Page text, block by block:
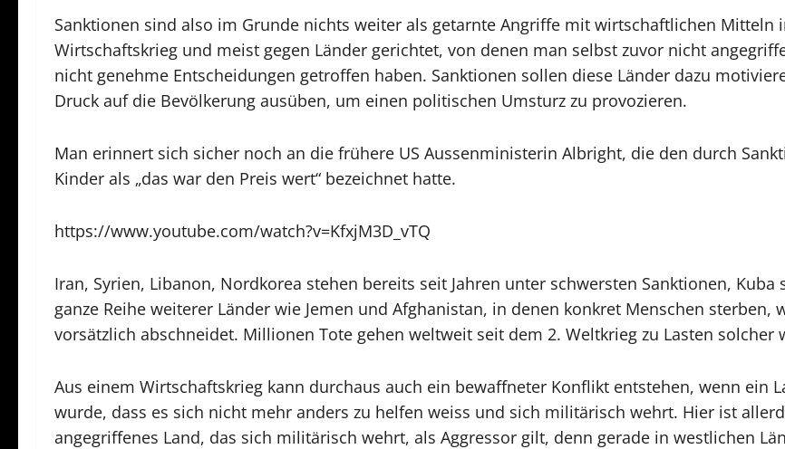
Sanktionen sind also im Grunde nichts weiter als getarnte Angriffe mit wirtschaftlichen
Wirtschaftskrieg und meist gegen Länder gerichtet, von denen man selbst zuvor nicht
nicht genehme Entscheidungen getroffen haben. Sanktionen sollen diese Länder dazu
Druck auf die Bevölkerung ausüben, um einen politischen Umsturz zu provozieren.
Man erinnert sich sicher noch an die frühere US Aussenministerin Albright, die den durch
Kinder als „das war den Preis wert“ bezeichnet hatte.
https://www.youtube.com/watch?v=KfxjM3D_vTQ
Iran, Syrien, Libanon, Nordkorea stehen bereits seit Jahren unter schwersten Sanktionen,
ganze Reihe weiterer Länder wie Jemen und Afghanistan, in denen konkret Menschen
vorsätzlich abschneidet. Millionen Tote gehen weltweit seit dem 2. Weltkrieg zu Lasten solcher
Aus einem Wirtschaftskrieg kann durchaus auch ein bewaffneter Konflikt entstehen, wenn ein
wurde, dass es sich nicht mehr anders zu helfen weiss und sich militärisch wehrt. Hier ist
angegriffenes Land, das sich militärisch wehrt, als Aggressor gilt, denn gerade in westlichen